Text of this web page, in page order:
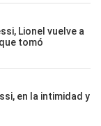
Lionel vuelve a
tomó
en la intimidad y